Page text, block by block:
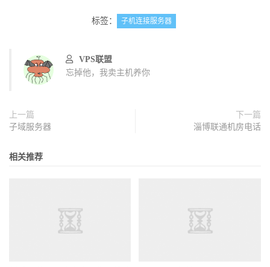
标签： 子机连接服务器
VPS联盟
忘掉他，我卖主机养你
上一篇
子域服务器
下一篇
淄博联通机房电话
相关推荐